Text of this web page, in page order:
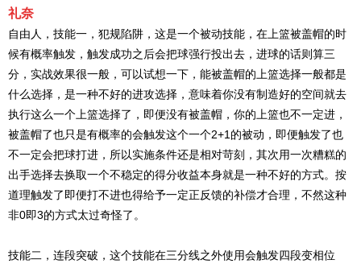
礼奈
自由人，技能一，犯规陷阱，这是一个被动技能，在上篮被盖帽的时
候有概率触发，触发成功之后会把球强行投出去，进球的话则算三
分，实战效果很一般，可以试想一下，能被盖帽的上篮选择一般都是
什么选择，是一种不好的进攻选择，意味着你没有制造好的空间就去
执行这么一个上篮选择了，即便没有被盖帽，你的上篮也不一定进，
被盖帽了也只是有概率的会触发这个一个2+1的被动，即便触发了也
不一定会把球打进，所以实施条件还是相对苛刻，其次用一次糟糕的
出手选择去换取一个不稳定的得分收益本身就是一种不好的方式。按
道理触发了即便打不进也得给予一定正反馈的补偿才合理，不然这种
非0即3的方式太过奇怪了。
技能二，连段突破，这个技能在三分线之外使用会触发四段变相位